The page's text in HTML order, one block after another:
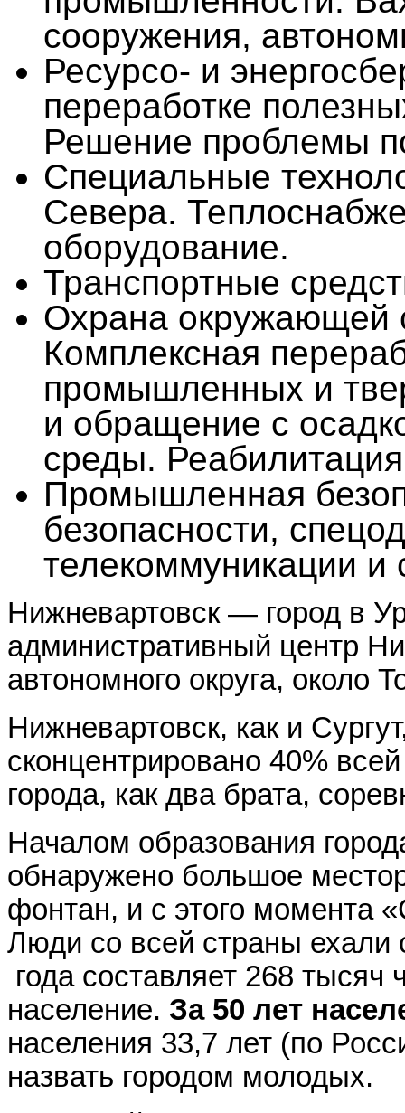
сооружения,
Ресурсо- и
переработке
Решение проблемы
Специальные
Севера.
оборудование.
Транспортные
Охрана окружающей
Комплексная
промышленных и
и обращение с
среды.
Промышленная
безопасности,
телекоммуникации и
Нижневартовск — город в
административный центр
автономного округа, около
Нижневартовск, как и
сконцентрировано 40%
города, как два брата,
Началом образования
обнаружено большое
фонтан, и с этого момента
Люди со всей страны ехали
года составляет 268 тысяч
население. За 50 лет
населения 33,7 лет (по
назвать городом молодых.